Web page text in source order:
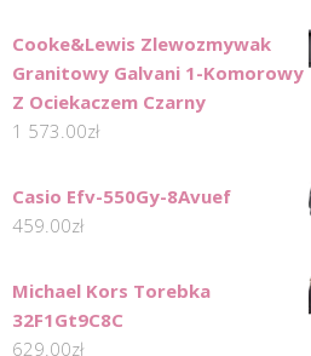
Cooke&Lewis Zlewozmywak
Granitowy Galvani 1-Komorowy
Z Ociekaczem Czarny
1 573.00zł
Casio Efv-550Gy-8Avuef
459.00zł
Michael Kors Torebka
32F1Gt9C8C
629.00zł